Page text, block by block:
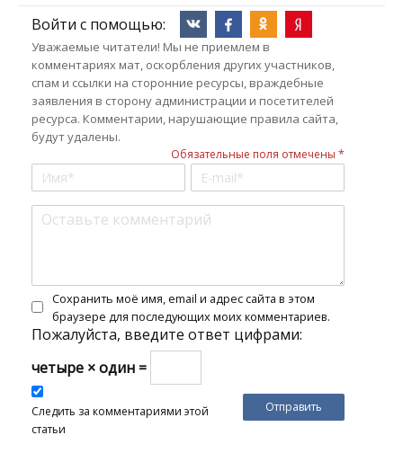
Войти с помощью:
Уважаемые читатели! Мы не приемлем в
комментариях мат, оскорбления других участников,
спам и ссылки на сторонние ресурсы, враждебные
заявления в сторону администрации и посетителей
ресурса. Комментарии, нарушающие правила сайта,
будут удалены.
Обязательные поля отмечены *
Сохранить моё имя, email и адрес сайта в этом
браузере для последующих моих комментариев.
Пожалуйста, введите ответ цифрами:
четыре × один =
Следить за комментариями этой
статьи